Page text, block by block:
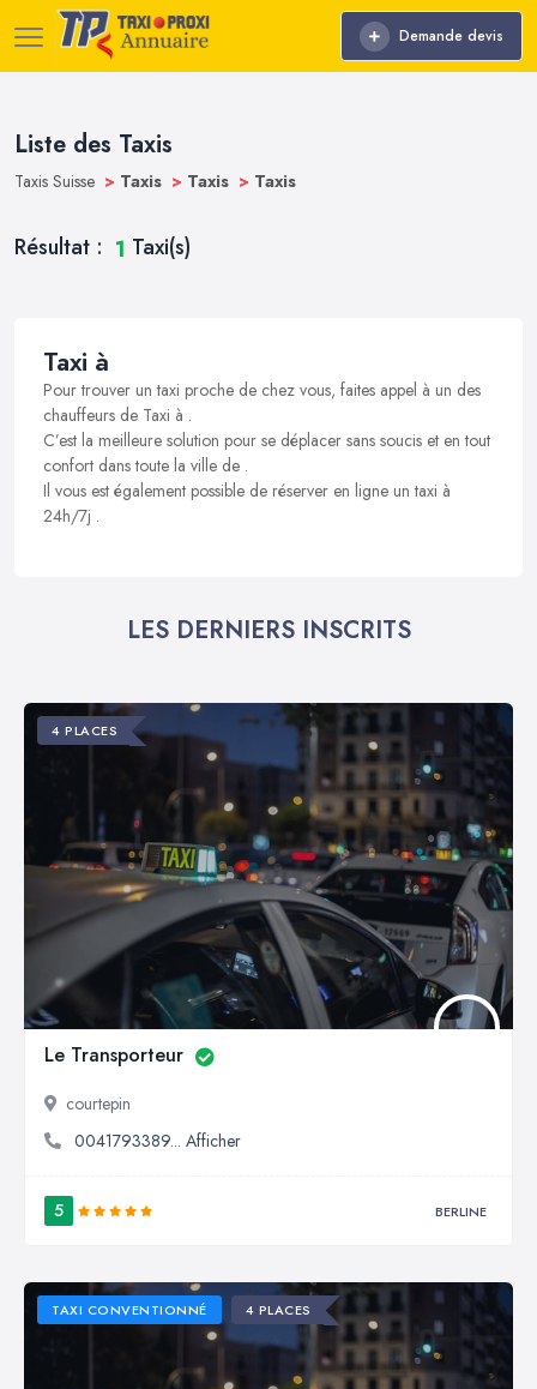
Demande devis
Liste des Taxis
Taxis Suisse > Taxis > Taxis > Taxis
Résultat : 1 Taxi(s)
Taxi à
Pour trouver un taxi proche de chez vous, faites appel à un des
chauffeurs de Taxi à .
C’est la meilleure solution pour se déplacer sans soucis et en tout
confort dans toute la ville de .
Il vous est également possible de réserver en ligne un taxi à
24h/7j .
LES DERNIERS INSCRITS
4 PLACES
Le Transporteur
courtepin
0041793389... Afficher
5 BERLINE
TAXI CONVENTIONNÉ 4 PLACES